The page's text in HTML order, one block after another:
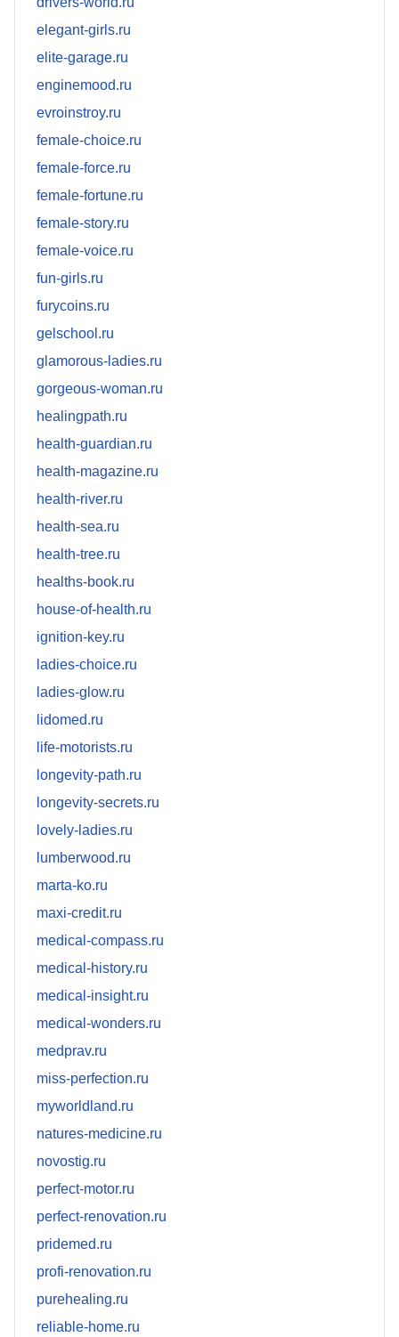
elegant-girls.ru
elite-garage.ru
enginemood.ru
evroinstroy.ru
female-choice.ru
female-force.ru
female-fortune.ru
female-story.ru
female-voice.ru
fun-girls.ru
furycoins.ru
gelschool.ru
glamorous-ladies.ru
gorgeous-woman.ru
healingpath.ru
health-guardian.ru
health-magazine.ru
health-river.ru
health-sea.ru
health-tree.ru
healths-book.ru
house-of-health.ru
ignition-key.ru
ladies-choice.ru
ladies-glow.ru
lidomed.ru
life-motorists.ru
longevity-path.ru
longevity-secrets.ru
lovely-ladies.ru
lumberwood.ru
marta-ko.ru
maxi-credit.ru
medical-compass.ru
medical-history.ru
medical-insight.ru
medical-wonders.ru
medprav.ru
miss-perfection.ru
myworldland.ru
natures-medicine.ru
novostig.ru
perfect-motor.ru
perfect-renovation.ru
pridemed.ru
profi-renovation.ru
purehealing.ru
reliable-home.ru